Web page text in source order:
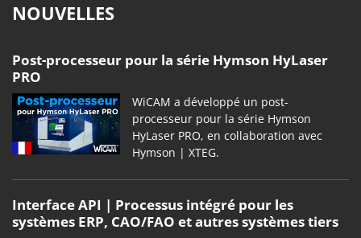
NOUVELLES
Post-processeur pour la série Hymson HyLaser
PRO
WiCAM a développé un post-
processeur pour la série Hymson
HyLaser PRO, en collaboration avec
Hymson | XTEG.
Interface API | Processus intégré pour les
systèmes ERP, CAO/FAO et autres systèmes tiers